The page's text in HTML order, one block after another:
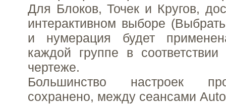
Для Блоков, Точек и Кругов,
интерактивном выборе
и нумерация будет
каждой группе в
чертеже.
Большинство настроек
сохранено, между сеансами